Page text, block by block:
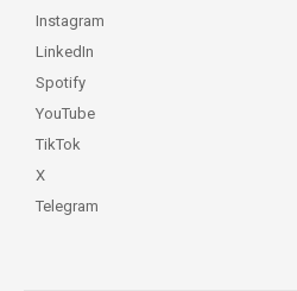
Instagram
LinkedIn
Spotify
YouTube
TikTok
X
Telegram